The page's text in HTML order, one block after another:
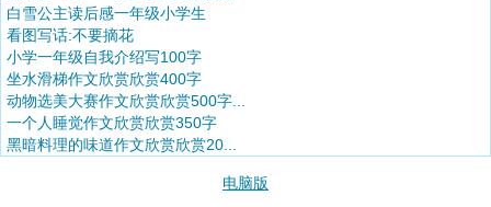
白雪公主读后感一年级小学生
看图写话:不要摘花
小学一年级自我介绍写100字
坐水滑梯作文欣赏欣赏400字
动物选美大赛作文欣赏欣赏500字...
一个人睡觉作文欣赏欣赏350字
黑暗料理的味道作文欣赏欣赏20...
电脑版